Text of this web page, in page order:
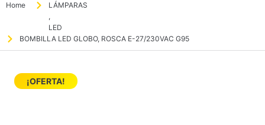
Home
LÁMPARAS
,
LED
BOMBILLA LED GLOBO, ROSCA E-27/230VAC G95
¡OFERTA!